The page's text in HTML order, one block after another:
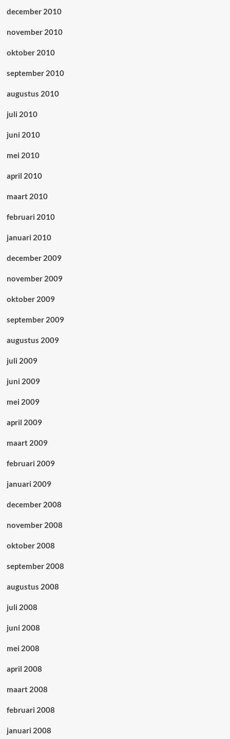
december 2010
november 2010
oktober 2010
september 2010
augustus 2010
juli 2010
juni 2010
mei 2010
april 2010
maart 2010
februari 2010
januari 2010
december 2009
november 2009
oktober 2009
september 2009
augustus 2009
juli 2009
juni 2009
mei 2009
april 2009
maart 2009
februari 2009
januari 2009
december 2008
november 2008
oktober 2008
september 2008
augustus 2008
juli 2008
juni 2008
mei 2008
april 2008
maart 2008
februari 2008
januari 2008